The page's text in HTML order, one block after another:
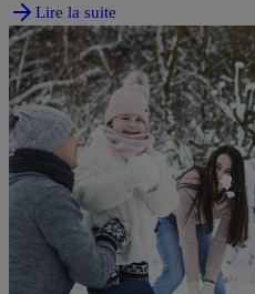
aliments qui ont un intérêt
manger et en variant les aliments
Lire la suite